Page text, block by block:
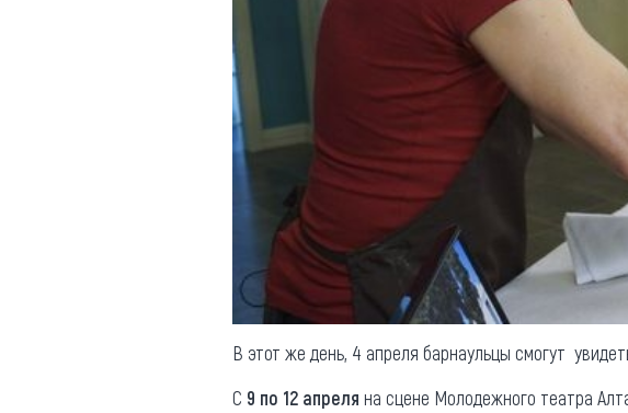
В этот же день, 4 апреля барнаульцы смогут
С 9 по 12 апреля на сцене Молодежного театра